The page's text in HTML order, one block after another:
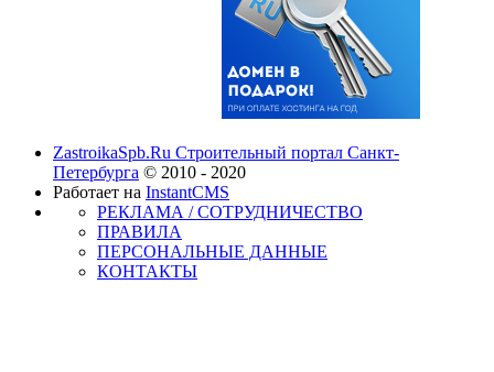
ZastroikaSpb.Ru Строительный портал Санкт-
Петербурга © 2010 - 2020
Работает на InstantCMS
РЕКЛАМА / СОТРУДНИЧЕСТВО
ПРАВИЛА
ПЕРСОНАЛЬНЫЕ ДАННЫЕ
КОНТАКТЫ